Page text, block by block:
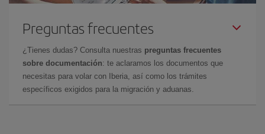
Preguntas frecuentes
¿Tienes dudas? Consulta nuestras preguntas frecuentes
sobre documentación: te aclaramos los documentos que
necesitas para volar con Iberia, así como los trámites
específicos exigidos para la migración y aduanas.